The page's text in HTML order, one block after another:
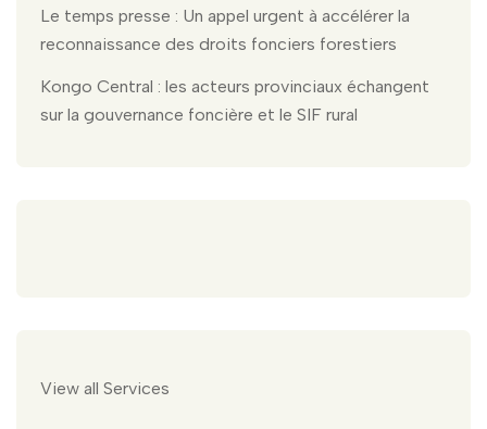
Le temps presse : Un appel urgent à accélérer la
reconnaissance des droits fonciers forestiers
Kongo Central : les acteurs provinciaux échangent
sur la gouvernance foncière et le SIF rural
View all Services